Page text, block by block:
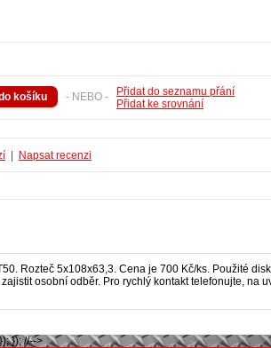
- NEBO -
Přidat do seznamu přání
Přidat ke srovnání
Napsat recenzi
Rozteč 5x108x63,3. Cena je 700 Kč/ks. Použité
osobní odběr. Pro rychlý kontakt telefonujte, na
}); //-->